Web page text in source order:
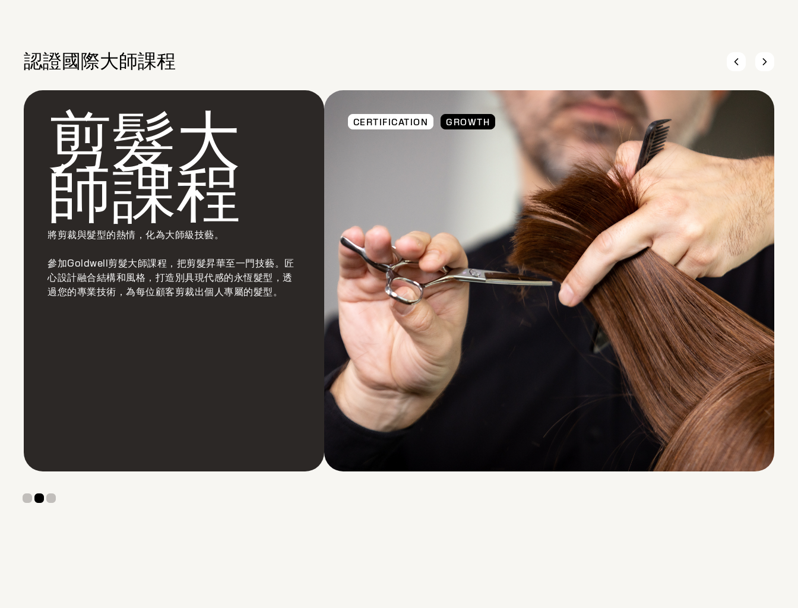
認證國際大師課程
CERTIFICATION GROWTH
燙髮大
師課程
將您對燙髮質感的熱情全面提升
報名Goldwell燙髮大師課程，幫助您掌控髮絲律動、形態
和柔順度 - 從最新燙髮操作到角蛋白護理，透過諮詢和客
製化設計，為顧客重塑髮絲質感。